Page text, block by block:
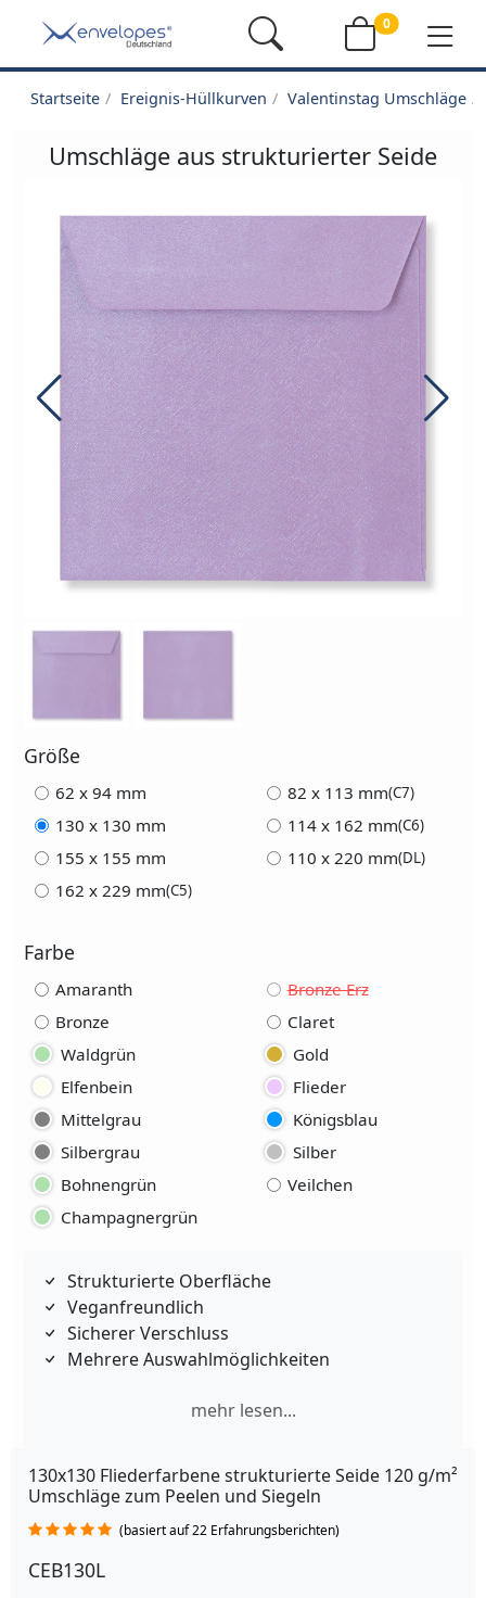
0
Startseite Ereignis-Hüllkurven Valentinstag Umschläge
Umschläge aus strukturierter Seide
Größe
62 x 94 mm 82 x 113 mm(C7)
130 x 130 mm 114 x 162 mm(C6)
155 x 155 mm 110 x 220 mm(DL)
162 x 229 mm(C5)
Farbe
Amaranth
Bronze Erz
Bronze
Claret
Waldgrün
Gold
Elfenbein
Flieder
Mittelgrau
Königsblau
Silbergrau
Silber
Bohnengrün
Veilchen
Champagnergrün
Strukturierte Oberfläche
Veganfreundlich
Sicherer Verschluss
Mehrere Auswahlmöglichkeiten
mehr lesen...
130x130 Fliederfarbene strukturierte Seide 120 g/m²
Umschläge zum Peelen und Siegeln
(basiert auf 22 Erfahrungsberichten)
CEB130L